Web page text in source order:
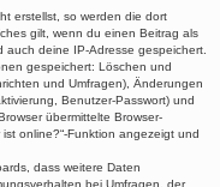
erstellst, so werden die dort
gilt, wenn du einen Beitrag als
auch deine IP-Adresse gespeichert.
gespeichert: Löschen und
und Umfragen), Änderungen
Benutzer-Passwort) und
übermittelte Browser-
online?“-Funktion angezeigt und
dass weitere Daten
bei Umfragen, der